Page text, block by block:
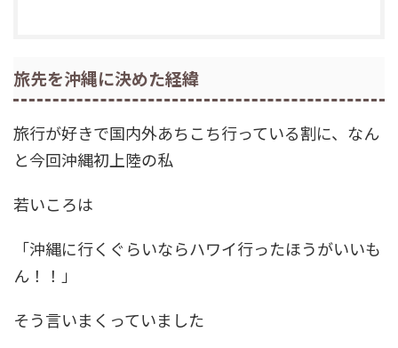
旅先を沖縄に決めた経緯
旅行が好きで国内外あちこち行っている割に、なん
と今回沖縄初上陸の私
若いころは
「沖縄に行くぐらいならハワイ行ったほうがいいも
ん！！」
そう言いまくっていました